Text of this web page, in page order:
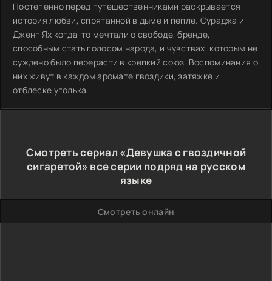
Постепенно перед путешественниками раскрывается
история любви, спрятанной в дыме и пепле. Сураджа и
Дженг Ях когда-то мечтали о свободе, бренде,
способным стать голосом народа, и чувствах, которым не
суждено было перерасти в крепкий союз. Воспоминания о
них живут в каждом аромате гвоздики, затяжке и
отблеске уголька.
Смотреть сериал «Девушка с гвоздичной
сигаретой» все серии подряд на русском
языке
Смотреть онлайн